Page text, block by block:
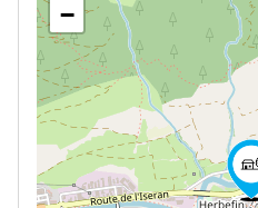
−